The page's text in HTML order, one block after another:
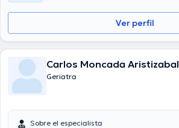
Ver perfil
Carlos Moncada Aristizabal
Geriatra
Sobre el especialista